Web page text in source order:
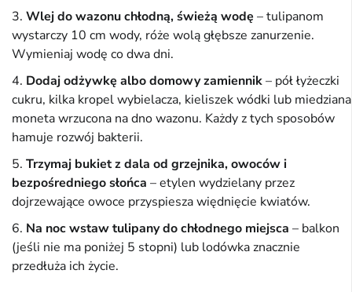
Wlej do wazonu chłodną, świeżą wodę – tulipanom
wystarczy 10 cm wody, róże wolą głębsze zanurzenie.
Wymieniaj wodę co dwa dni.
Dodaj odżywkę albo domowy zamiennik– pół łyżeczki
cukru, kilka kropel wybielacza, kieliszek wódki lub miedziana
moneta wrzucona na dno wazonu. Każdy z tych sposobów
hamuje rozwój bakterii.
Trzymaj bukiet z dala od grzejnika, owoców i
bezpośredniego słońca – etylen wydzielany przez
dojrzewające owoce przyspiesza więdnięcie kwiatów.
Na noc wstaw tulipany do chłodnego miejsca – balkon
(jeśli nie ma poniżej 5 stopni) lub lodówka znacznie
przedłuża ich życie.